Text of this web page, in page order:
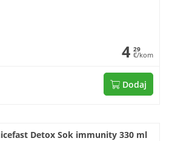
4 29
€/kom
Dodaj
Detox Sok immunity 330 ml